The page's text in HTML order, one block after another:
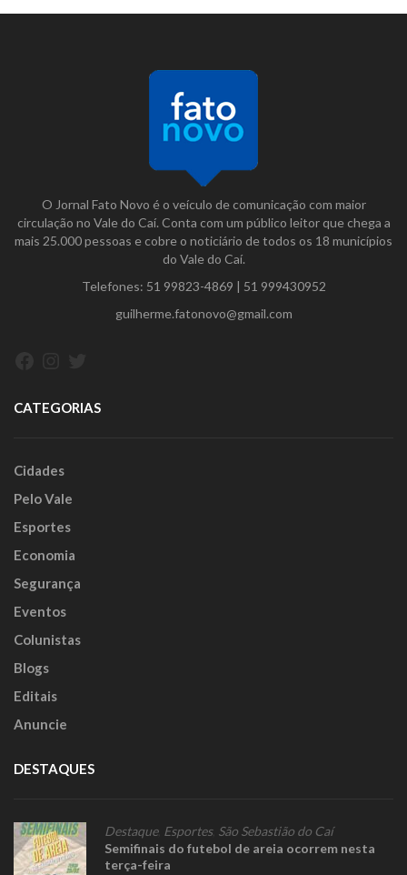
O Jornal Fato Novo é o veículo de comunicação com maior
circulação no Vale do Caí. Conta com um público leitor que chega a
mais 25.000 pessoas e cobre o noticiário de todos os 18 municípios
do Vale do Caí.
Telefones: 51 99823-4869 | 51 999430952
guilherme.fatonovo@gmail.com
CATEGORIAS
Cidades
Pelo Vale
Esportes
Economia
Segurança
Eventos
Colunistas
Blogs
Editais
Anuncie
DESTAQUES
Destaque, Esportes, São Sebastião do Caí
Semifinais do futebol de areia ocorrem nesta
terça-feira